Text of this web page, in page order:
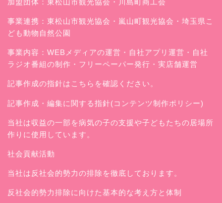
事業連携：東松山市観光協会・嵐山町観光協会・埼玉県こ
ども動物自然公園
事業内容：WEBメディアの運営・自社アプリ運営・自社
ラジオ番組の制作・フリーペーパー発行・実店舗運営
記事作成の指針はこちらを確認ください。
記事作成・編集に関する指針(コンテンツ制作ポリシー)
当社は収益の一部を病気の子の支援や子どもたちの居場所
作りに使用しています。
社会貢献活動
当社は反社会的勢力の排除を徹底しております。
反社会的勢力排除に向けた基本的な考え方と体制